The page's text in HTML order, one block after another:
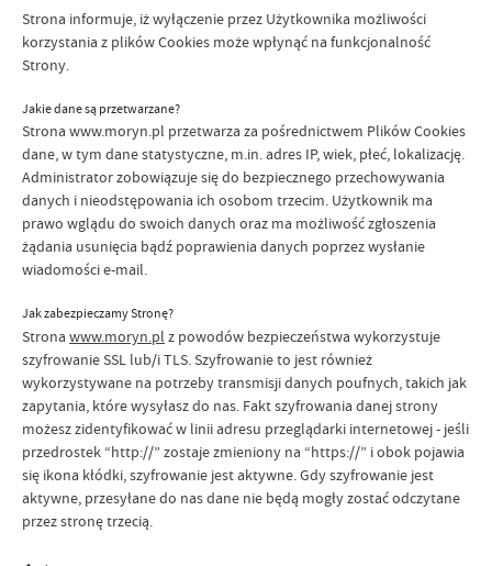
Strona informuje, iż wyłączenie przez Użytkownika możliwości
korzystania z plików Cookies może wpłynąć na funkcjonalność
Strony.
Jakie dane są przetwarzane?
Strona www.moryn.pl przetwarza za pośrednictwem Plików Cookies
dane, w tym dane statystyczne, m.in. adres IP, wiek, płeć, lokalizację.
Administrator zobowiązuje się do bezpiecznego przechowywania
danych i nieodstępowania ich osobom trzecim. Użytkownik ma
prawo wglądu do swoich danych oraz ma możliwość zgłoszenia
żądania usunięcia bądź poprawienia danych poprzez wysłanie
wiadomości e-mail.
Jak zabezpieczamy Stronę?
Strona www.moryn.pl z powodów bezpieczeństwa wykorzystuje
szyfrowanie SSL lub/i TLS. Szyfrowanie to jest również
wykorzystywane na potrzeby transmisji danych poufnych, takich jak
zapytania, które wysyłasz do nas. Fakt szyfrowania danej strony
możesz zidentyfikować w linii adresu przeglądarki internetowej - jeśli
przedrostek “http://” zostaje zmieniony na “https://” i obok pojawia
się ikona kłódki, szyfrowanie jest aktywne. Gdy szyfrowanie jest
aktywne, przesyłane do nas dane nie będą mogły zostać odczytane
przez stronę trzecią.